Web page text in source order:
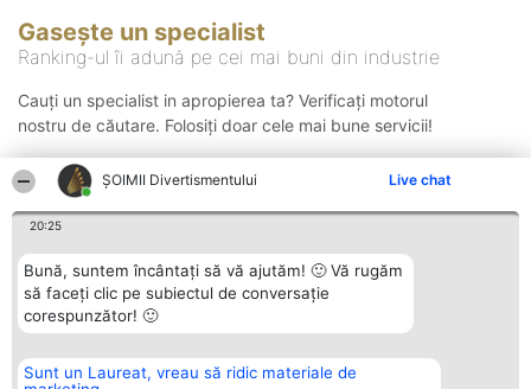
ŞOIMII Divertismentului Live chat
20:25
Bună, suntem încântați să vă ajutăm! 🙂 Vă rugăm
să faceți clic pe subiectul de conversație
corespunzător! 🙂
Sunt un Laureat, vreau să ridic materiale de
Gasește un specialist
Ranking-ul îi adună pe cei mai buni din industrie
Cauți un specialist in apropierea ta? Verificați motorul
nostru de căutare. Folosiți doar cele mai bune servicii!
Organizator Ranking Plebiscyt Contact